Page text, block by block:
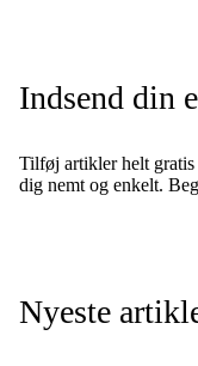
Indsend din
Tilføj artikler helt
dig nemt og enkelt.
Nyeste